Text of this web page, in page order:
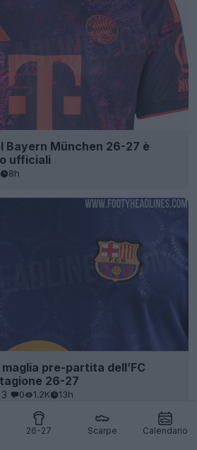
26-27 Scarpe Calendario
Bayern München 26-27 è
ufficiali
8h
pre-partita dell’FC
26-27
3 0 1.2K 13h